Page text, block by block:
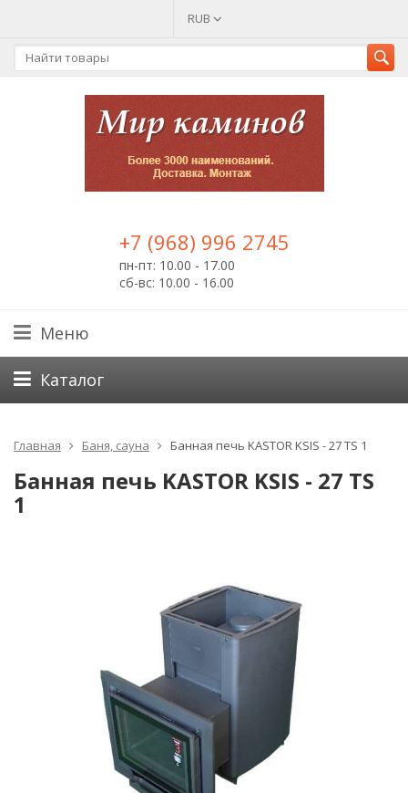
RUB
+7 (968) 996 2745
пн-пт: 10.00 - 17.00
сб-вс: 10.00 - 16.00
Меню
Каталог
Главная Баня, сауна Банная печь KASTOR KSIS - 27 TS 1
Банная печь KASTOR KSIS - 27 TS
1